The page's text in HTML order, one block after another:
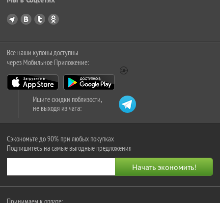
Все наши купоны доступны
через Мобильное Приложение:
Ищите скидки поблизости,
не выходя из чата:
Сэкономьте до 90% при любых покупках
Подпишитесь на самые выгодные предложения